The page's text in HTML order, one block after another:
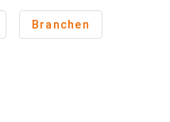
Branchen